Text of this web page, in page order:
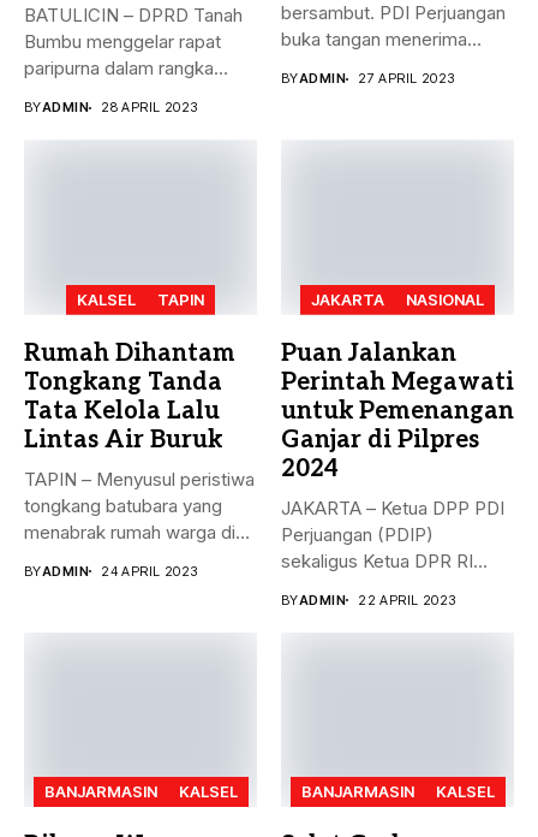
BATULICIN – DPRD Tanah
Bumbu menggelar rapat
paripurna dalam rangka
BYADMIN 28 APRIL 2023
bersambut. PDI Perjuangan
buka tangan menerima
BYADMIN 27 APRIL 2023
KALSEL TAPIN
Rumah Dihantam
Tongkang Tanda
Tata Kelola Lalu
Lintas Air Buruk
TAPIN – Menyusul peristiwa
tongkang batubara yang
menabrak rumah warga di
BYADMIN 24 APRIL 2023
JAKARTA NASIONAL
Puan Jalankan
Perintah Megawati
untuk Pemenangan
Ganjar di Pilpres
2024
JAKARTA – Ketua DPP PDI
Perjuangan (PDIP)
sekaligus Ketua DPR RI
BYADMIN 22 APRIL 2023
BANJARMASIN KALSEL BANJARMASIN KALSEL